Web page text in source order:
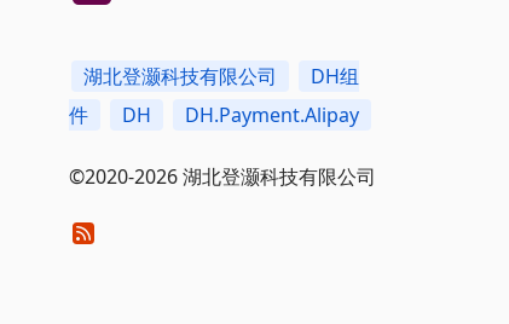
湖北登灏科技有限公司
DH组
件
DH DH.Payment.Alipay
©2020-2026 湖北登灏科技有限公司